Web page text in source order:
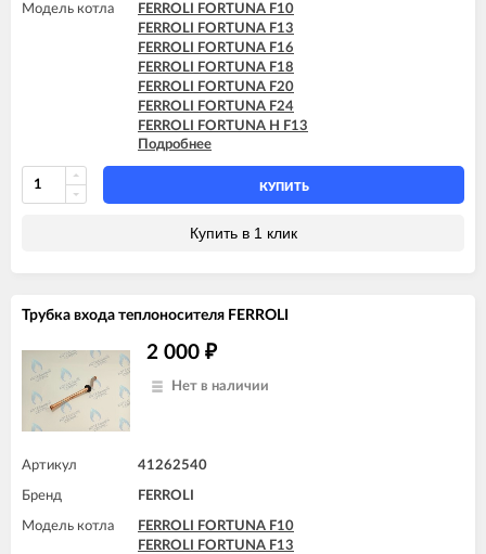
Модель котла
FERROLI FORTUNA F10
FERROLI FORTUNA F13
FERROLI FORTUNA F16
FERROLI FORTUNA F18
FERROLI FORTUNA F20
FERROLI FORTUNA F24
FERROLI FORTUNA H F13
FERROLI FORTUNA H F24
FERROLI VITABEL F10
FERROLI VITABEL F13
FERROLI VITABEL F16
FERROLI VITABEL F20
Подробнее
КУПИТЬ
Купить в 1 клик
Трубка входа теплоносителя FERROLI
2 000 ₽
Нет в наличии
Артикул 41262540
Бренд FERROLI
Модель котла
FERROLI FORTUNA F10
FERROLI FORTUNA F13